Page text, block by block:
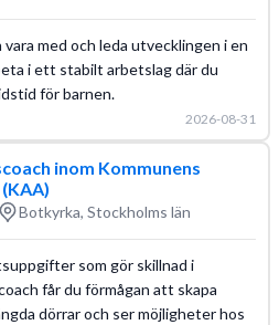
med och leda utvecklingen i en
i ett stabilt arbetslag där du
för barnen.
2026-08-31
inom Kommunens
Botkyrka, Stockholms län
som gör skillnad i
får du förmågan att skapa
dörrar och ser möjligheter hos